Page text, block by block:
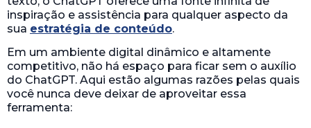
inspiração e assistência para qualquer aspecto da
sua estratégia de conteúdo.
Em um ambiente digital dinâmico e altamente
competitivo, não há espaço para ficar sem o auxílio
do ChatGPT. Aqui estão algumas razões pelas quais
você nunca deve deixar de aproveitar essa
ferramenta: